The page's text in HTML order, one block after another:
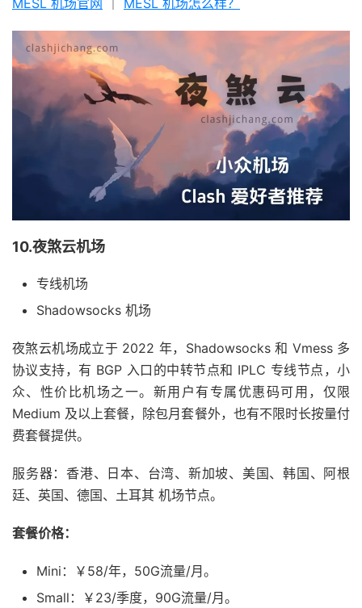
MESL 机场官网 MESL 机场怎么样？
10.夜煞云机场
专线机场
Shadowsocks 机场
夜煞云机场成立于 2022 年，Shadowsocks 和 Vmess 多
协议支持，有 BGP 入口的中转节点和 IPLC 专线节点，小
众、性价比机场之一。新用户有专属优惠码可用，仅限
Medium 及以上套餐，除包月套餐外，也有不限时长按量付
费套餐提供。
服务器：香港、日本、台湾、新加坡、美国、韩国、阿根
廷、英国、德国、土耳其 机场节点。
套餐价格：
Mini：￥58/年，50G流量/月。
Small：￥23/季度，90G流量/月。